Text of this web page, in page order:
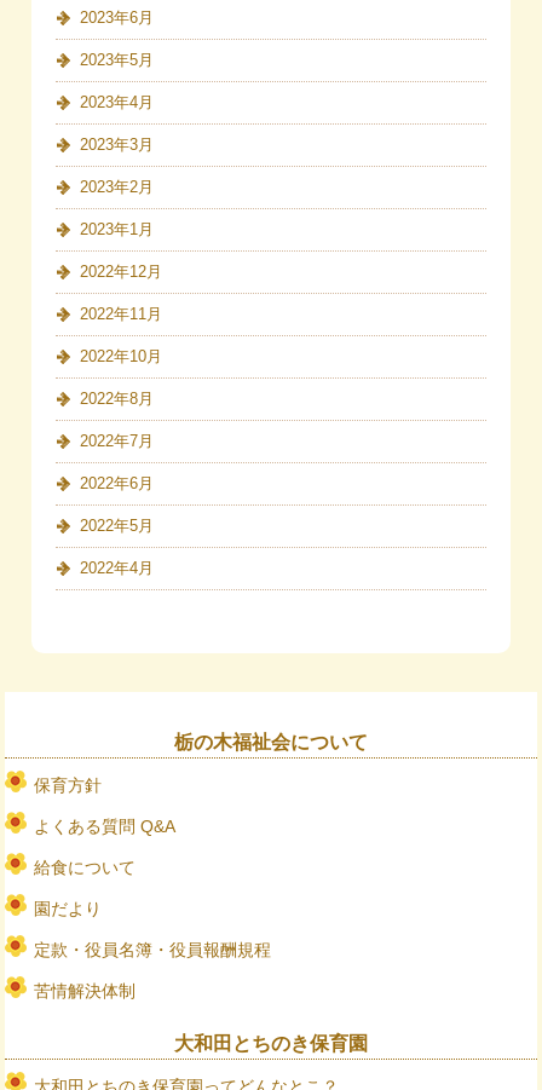
2023年6月
2023年5月
2023年4月
2023年3月
2023年2月
2023年1月
2022年12月
2022年11月
2022年10月
2022年8月
2022年7月
2022年6月
2022年5月
2022年4月
栃の木福祉会について
保育方針
よくある質問 Q&A
給食について
園だより
定款・役員名簿・役員報酬規程
苦情解決体制
大和田とちのき保育園
大和田とちのき保育園ってどんなとこ？